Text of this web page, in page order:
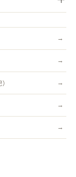
やすく、幅広いコー
も女性にもおすす
チングです。
能・ポスト投函）対